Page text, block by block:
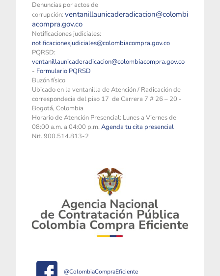
Denuncias por actos de
corrupción: ventanillaunicaderadicacion@colombi
acompra.gov.co
Notificaciones judiciales:
notificacionesjudiciales@colombiacompra.gov.co
PQRSD:
ventanillaunicaderadicacion@colombiacompra.gov.co
- Formulario PQRSD
Buzón físico
Ubicado en la ventanilla de Atención / Radicación de
correspondecia del piso 17 de Carrera 7 # 26 – 20 -
Bogotá, Colombia
Horario de Atención Presencial: Lunes a Viernes de
08:00 a.m. a 04:00 p.m. Agenda tu cita presencial
Nit. 900.514.813-2
@ColombiaCompraEficiente